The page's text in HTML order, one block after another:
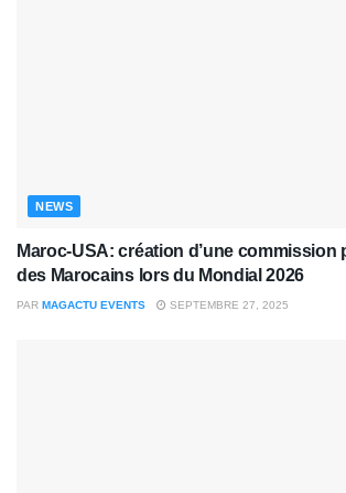
NEWS
Maroc-USA: création d’une commission
des Marocains lors du Mondial 2026
PAR MAGACTU EVENTS SEPTEMBRE 27, 2025